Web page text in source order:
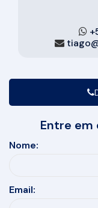
Entre
Nome:
Email: